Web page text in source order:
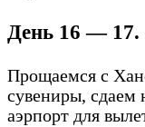
День 16 —
Прощаемся с
сувениры, сдаем
аэрпорт для